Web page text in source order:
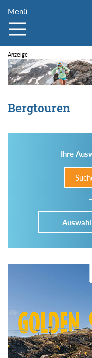
Menü
Bergtouren
Ihre
Im
Region: